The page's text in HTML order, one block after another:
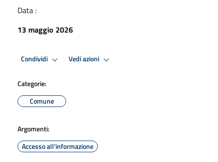
Data :
13 maggio 2026
Condividi Vedi azioni
Categorie:
Comune
Argomenti:
Accesso all'informazione